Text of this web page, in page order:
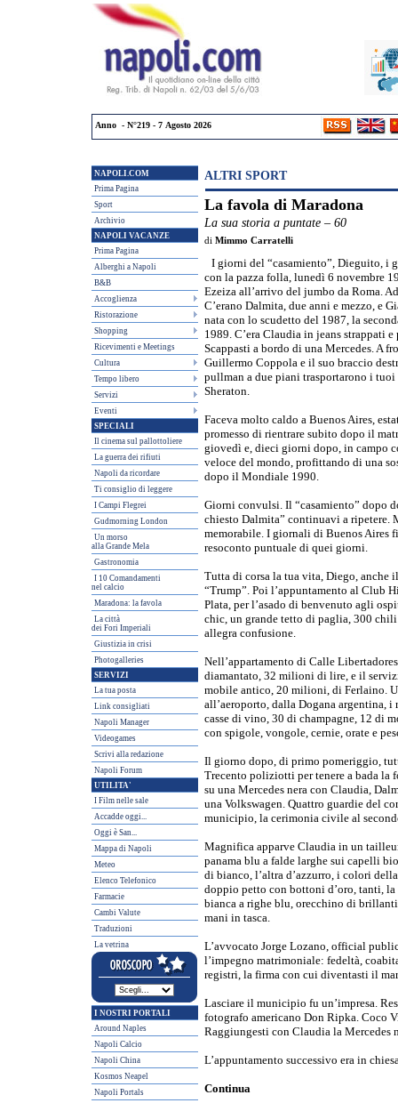
Anno - N°219 - 7 Agosto 2026
NAPOLI.COM
Prima Pagina
Sport
Archivio
NAPOLI VACANZE
Prima Pagina
Alberghi a Napoli
B&B
Accoglienza
Ristorazione
Shopping
Ricevimenti e Meetings
Cultura
Tempo libero
Servizi
Eventi
SPECIALI
Il cinema sul pallottoliere
La guerra dei rifiuti
Napoli da ricordare
Ti consiglio di leggere
I Campi Flegrei
Gudmorning London
Un morso
alla Grande Mela
Gastronomia
I 10 Comandamenti
nel calcio
Maradona: la favola
La città
dei Fori Imperiali
Giustizia in crisi
Photogalleries
SERVIZI
La tua posta
Link consigliati
Napoli Manager
Videogames
Scrivi alla redazione
Napoli Forum
UTILITA'
I Film nelle sale
Accadde oggi...
Oggi è San...
Mappa di Napoli
Meteo
Elenco Telefonico
Farmacie
Cambi Valute
Traduzioni
La vetrina
I NOSTRI PORTALI
Around Naples
Napoli Calcio
Napoli China
Kosmos Neapel
Napoli Portals
ALTRI SPORT
La favola di Maradona
La sua storia a puntate – 60
di Mimmo Carratelli
I giorni del “casamiento”, Dieguito, i
con la pazza folla, lunedì 6 novembre
Ezeiza all’arrivo del jumbo da Roma.
C’erano Dalmita, due anni e mezzo, e
nata con lo scudetto del 1987, la
1989. C’era Claudia in jeans strappati e
Scappasti a bordo di una Mercedes. A
Guillermo Coppola e il suo braccio
pullman a due piani trasportarono i
Sheraton.
Faceva molto caldo a Buenos Aires,
promesso di rientrare subito dopo il
giovedì e, dieci giorni dopo, in campo
veloce del mondo, profittando di una
dopo il Mondiale 1990.
Giorni convulsi. Il “casamiento” dopo
chiesto Dalmita” continuavi a ripetere.
memorabile. I giornali di Buenos Aires
resoconto puntuale di quei giorni.
Tutta di corsa la tua vita, Diego,
“Trump”. Poi l’appuntamento al Club
Plata, per l’asado di benvenuto agli
chic, un grande tetto di paglia, 300
allegra confusione.
Nell’appartamento di Calle
diamantato, 32 milioni di lire, e il
mobile antico, 20 milioni, di Ferlaino.
all’aeroporto, dalla Dogana argentina,
casse di vino, 30 di champagne, 12 di
con spigole, vongole, cernie, orate e
Il giorno dopo, di primo pomeriggio,
Trecento poliziotti per tenere a bada la
su una Mercedes nera con Claudia,
una Volkswagen. Quattro guardie del
municipio, la cerimonia civile al
Magnifica apparve Claudia in un
panama blu a falde larghe sui capelli
di bianco, l’altra d’azzurro, i colori
doppio petto con bottoni d’oro, tanti, la
bianca a righe blu, orecchino di
mani in tasca.
L’avvocato Jorge Lozano, official
l’impegno matrimoniale: fedeltà,
registri, la firma con cui diventasti il
Lasciare il municipio fu un’impresa.
fotografo americano Don Ripka. Coco
Raggiungesti con Claudia la Mercedes
L’appuntamento successivo era in
Continua